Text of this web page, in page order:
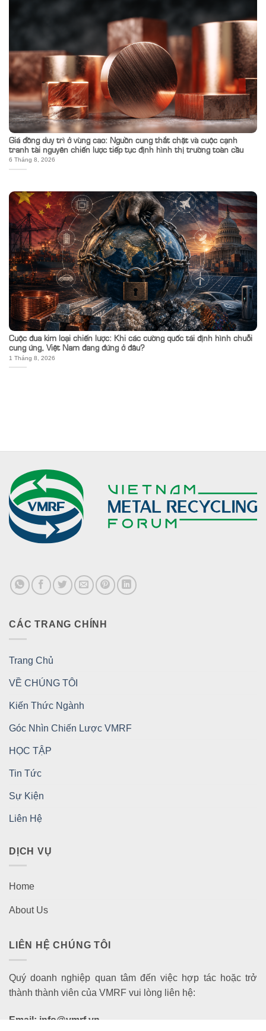
Giá đồng duy trì ở vùng cao: Nguồn cung thắt chặt và cuộc cạnh
tranh tài nguyên chiến lược tiếp tục định hình thị trường toàn cầu
6 Tháng 8, 2026
Cuộc đua kim loại chiến lược: Khi các cường quốc tái định hình chuỗi
cung ứng, Việt Nam đang đứng ở đâu?
1 Tháng 8, 2026
CÁC TRANG CHÍNH
Trang Chủ
VỀ CHÚNG TÔI
Kiến Thức Ngành
Góc Nhìn Chiến Lược VMRF
HỌC TẬP
Tin Tức
Sự Kiện
Liên Hệ
DỊCH VỤ
Home
About Us
LIÊN HỆ CHÚNG TÔI
Quý doanh nghiệp quan tâm đến việc hợp tác hoặc trở
thành thành viên của VMRF vui lòng liên hệ:
Email: info@vmrf.vn